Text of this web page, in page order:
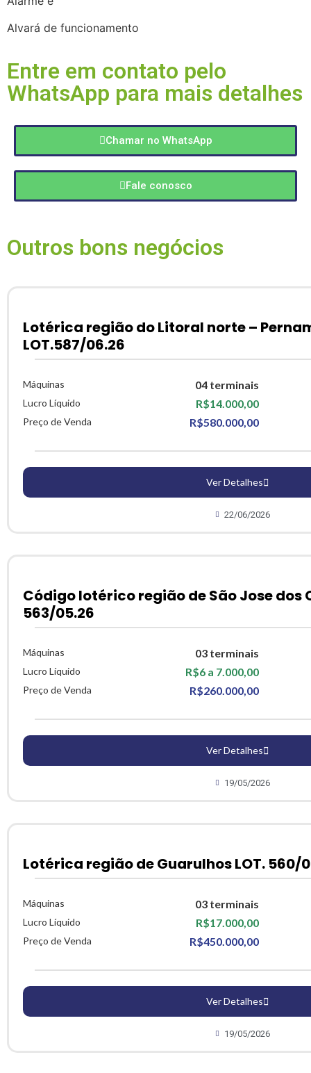
Alvará de funcionamento
Entre em contato pelo
WhatsApp para mais detalhes
Chamar no WhatsApp
Fale conosco
Outros bons negócios
Lotérica região do Litoral norte –
LOT.587/06.26
Máquinas 04 terminais
Lucro Líquido R$14.000,00
Preço de Venda R$580.000,00
Ver Detalhes
22/06/2026
Código lotérico região de São Jose dos
563/05.26
Máquinas 03 terminais
Lucro Líquido R$6 a 7.000,00
Preço de Venda R$260.000,00
Ver Detalhes
19/05/2026
Lotérica região de Guarulhos LOT. 560/
Máquinas 03 terminais
Lucro Líquido R$17.000,00
Preço de Venda R$450.000,00
Ver Detalhes
19/05/2026